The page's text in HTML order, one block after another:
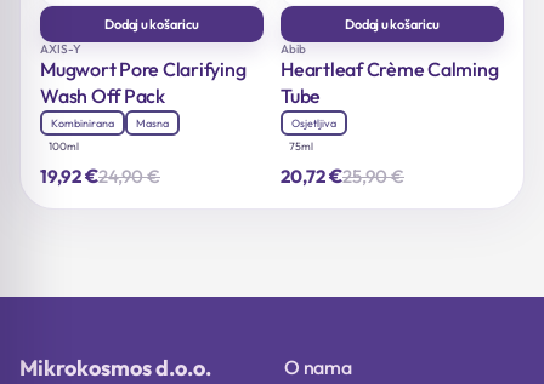
Dodaj u košaricu
AXIS-Y
Mugwort Pore Clarifying
Wash Off Pack
Kombinirana
Masna
100ml
24,90€Izvorna
19,92€ Trenutna
Dodaj u košaricu
Abib
Heartleaf Crème Calming
Tube
Osjetljiva
75ml
25,90€Izvorna
20,72€ Trenutna
Mikrokosmos d.o.o. O nama